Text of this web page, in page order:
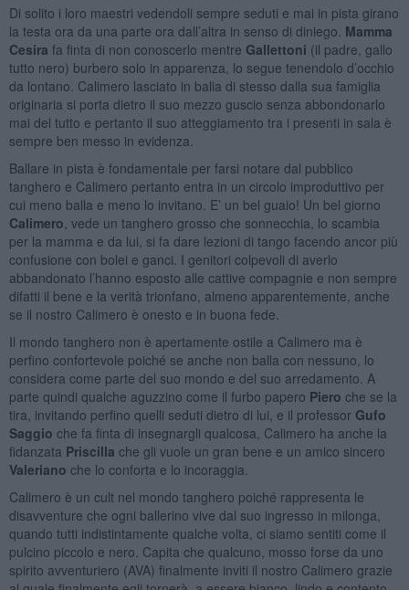
Di solito i loro maestri vedendoli sempre seduti e mai in pista girano
la testa ora da una parte ora dall’altra in senso di diniego. Mamma
Cesira fa finta di non conoscerlo mentre Gallettoni (il padre, gallo
tutto nero) burbero solo in apparenza, lo segue tenendolo d’occhio
da lontano. Calimero lasciato in balia di stesso dalla sua famiglia
originaria si porta dietro il suo mezzo guscio senza abbondonarlo
mai del tutto e pertanto il suo atteggiamento tra i presenti in sala è
sempre ben messo in evidenza.
Ballare in pista è fondamentale per farsi notare dal pubblico
tanghero e Calimero pertanto entra in un circolo improduttivo per
cui meno balla e meno lo invitano. E’ un bel guaio! Un bel giorno
Calimero , vede un tanghero grosso che sonnecchia, lo scambia
per la mamma e da lui, si fa dare lezioni di tango facendo ancor più
confusione con bolei e ganci. I genitori colpevoli di averlo
abbandonato l’hanno esposto alle cattive compagnie e non sempre
difatti il bene e la verità trionfano, almeno apparentemente, anche
se il nostro Calimero è onesto e in buona fede.
Il mondo tanghero non è apertamente ostile a Calimero ma è
perfino confortevole poiché se anche non balla con nessuno, lo
considera come parte del suo mondo e del suo arredamento. A
parte quindi qualche aguzzino come il furbo papero Piero che se la
tira, invitando perfino quelli seduti dietro di lui, e il professor Gufo
Saggio che fa finta di insegnargli qualcosa, Calimero ha anche la
fidanzata Priscilla che gli vuole un gran bene e un amico sincero
Valeriano che lo conforta e lo incoraggia.
Calimero è un cult nel mondo tanghero poiché rappresenta le
disavventure che ogni ballerino vive dal suo ingresso in milonga,
quando tutti indistintamente qualche volta, ci siamo sentiti come il
pulcino piccolo e nero. Capita che qualcuno, mosso forse da uno
spirito avventuriero (AVA) finalmente inviti il nostro Calimero grazie